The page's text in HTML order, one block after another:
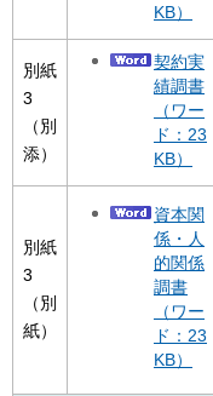
KB）
別紙
3
（別
添）
契約実
績調書
（ワー
ド：23
KB）
別紙
3
（別
紙）
資本関
係・人
的関係
調書
（ワー
ド：23
KB）